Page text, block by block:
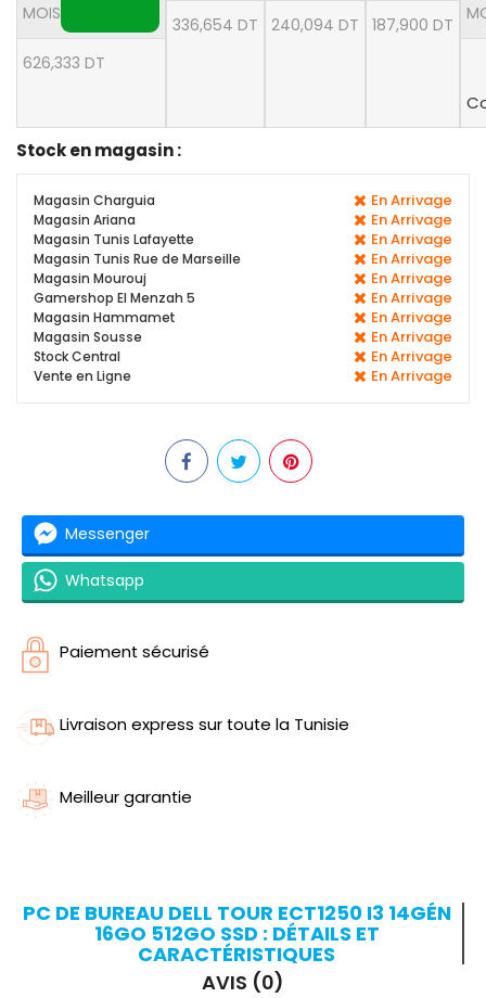
MOIS
626,333 DT
336,654 DT 240,094 DT 187,900 DT
Stock en magasin :
Magasin Charguia En Arrivage
Magasin Ariana En Arrivage
Magasin Tunis Lafayette En Arrivage
Magasin Tunis Rue de Marseille En Arrivage
Magasin Mourouj En Arrivage
Gamershop El Menzah 5 En Arrivage
Magasin Hammamet En Arrivage
Magasin Sousse En Arrivage
Stock Central En Arrivage
Vente en Ligne En Arrivage
Messenger
Whatsapp
Paiement sécurisé
Livraison express sur toute la Tunisie
Meilleur garantie
PC DE BUREAU DELL TOUR ECT1250 I3 14GÉN
16GO 512GO SSD : DÉTAILS ET
CARACTÉRISTIQUES
AVIS (0)